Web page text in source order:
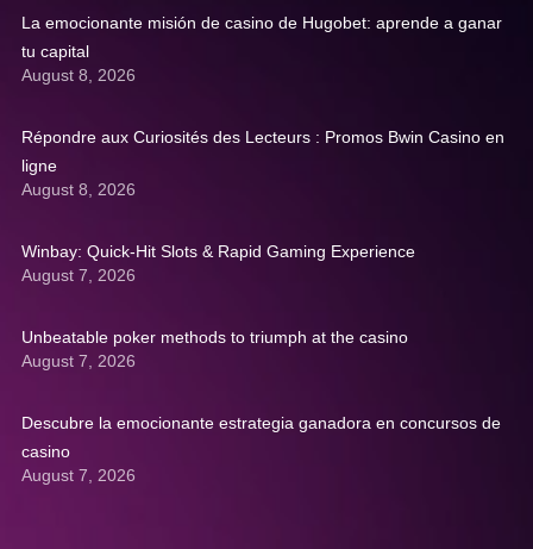
La emocionante misión de casino de Hugobet: aprende a ganar
tu capital
August 8, 2026
Répondre aux Curiosités des Lecteurs : Promos Bwin Casino en
ligne
August 8, 2026
Winbay: Quick‑Hit Slots & Rapid Gaming Experience
August 7, 2026
Unbeatable poker methods to triumph at the casino
August 7, 2026
Descubre la emocionante estrategia ganadora en concursos de
casino
August 7, 2026